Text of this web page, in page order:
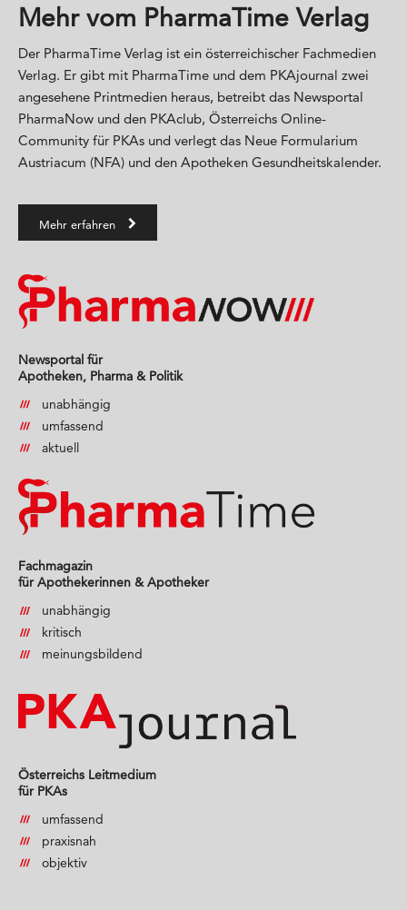
Mehr vom PharmaTime Verlag
Der PharmaTime Verlag ist ein österreichischer Fachmedien
Verlag. Er gibt mit PharmaTime und dem PKAjournal zwei
angesehene Printmedien heraus, betreibt das Newsportal
PharmaNow und den PKAclub, Österreichs Online-
Community für PKAs und verlegt das Neue Formularium
Austriacum (NFA) und den Apotheken Gesundheitskalender.
Mehr erfahren
Newsportal für
Apotheken, Pharma & Politik
unabhängig
umfassend
aktuell
Fachmagazin
für Apothekerinnen & Apotheker
unabhängig
kritisch
meinungsbildend
Österreichs Leitmedium
für PKAs
umfassend
praxisnah
objektiv